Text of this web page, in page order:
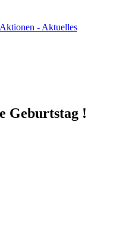
- Aktuelles
Geburtstag !